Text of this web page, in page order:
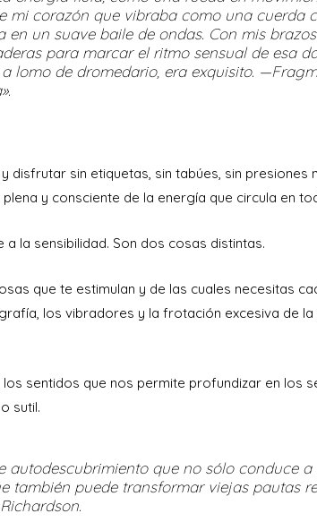
mi corazón que vibraba como una cuerda
un suave baile de ondas. Con mis
para marcar el ritmo sensual de esa
lomo de dromedario, era exquisito.
sin etiquetas, sin tabúes, sin presiones
y consciente de la energía que circula en
la sensibilidad. Son dos cosas distintas.
que te estimulan y de las cuales necesitas
los vibradores y la frotación excesiva de
sentidos que nos permite profundizar en los
sutil.
autodescubrimiento que no sólo conduce
también puede transformar viejas pautas